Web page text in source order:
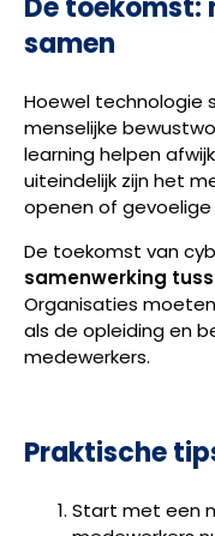
De toekomst:
samen
Hoewel technologie
menselijke
learning helpen
uiteindelijk zijn het
openen of
De toekomst van
samenwerking
Organisaties
als de opleiding en
medewerkers.
Praktische
Start met een